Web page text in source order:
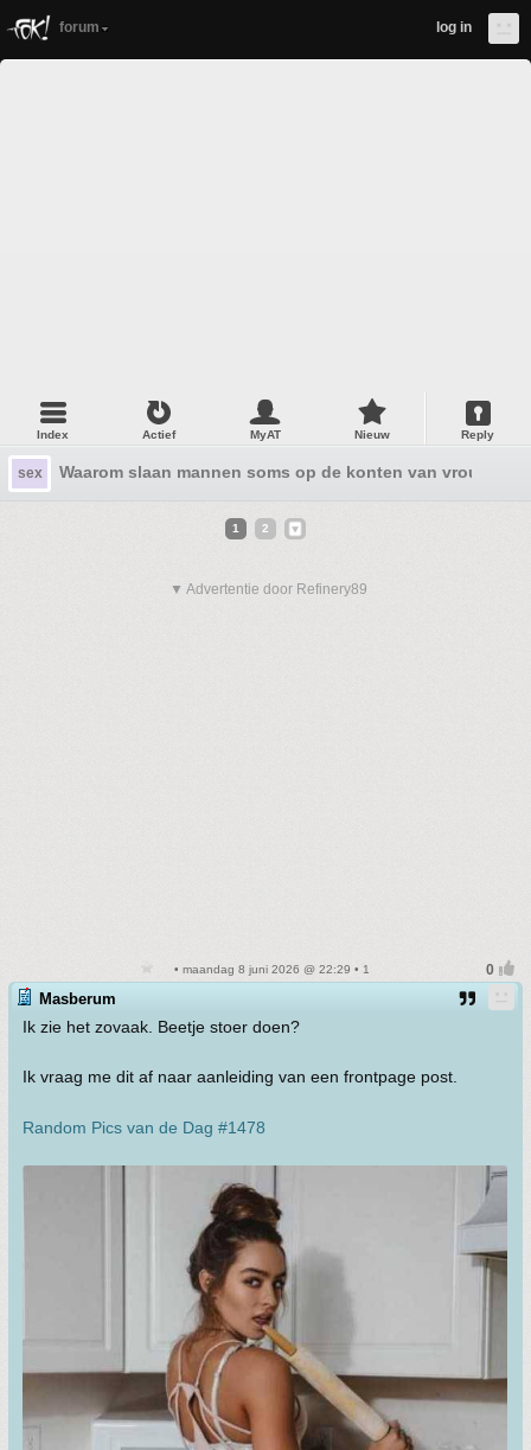
forum log in
Index Actief MyAT Nieuw Reply
sex Waarom slaan mannen soms op de konten van vrouwen?
1 2
▼ Advertentie door Refinery89
• maandag 8 juni 2026 @ 22:29 • 1
Masberum
Ik zie het zovaak. Beetje stoer doen?
Ik vraag me dit af naar aanleiding van een frontpage post.
Random Pics van de Dag #1478